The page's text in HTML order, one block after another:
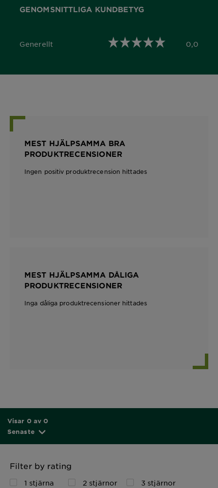
GENOMSNITTLIGA KUNDBETYG
Generellt
0,0 out of 5 stars 0,0
MEST HJÄLPSAMMA BRA
PRODUKTRECENSIONER
Ingen positiv produktrecension hittades
MEST HJÄLPSAMMA DÅLIGA
PRODUKTRECENSIONER
Inga dåliga produktrecensioner hittades
Visar 0 av 0
Senaste
Filter by rating
1 stjärna 2 stjärnor
3 stjärnor